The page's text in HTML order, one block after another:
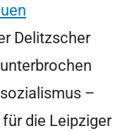
Delitzscher
–
die Leipziger